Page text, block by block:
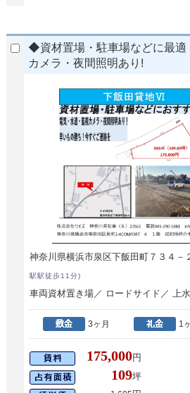
◆資材置場・駐車場などに最
カメラ・夜間照明あり!
神奈川県横浜市泉区下飯田町７３４－
駅駅徒歩11分)
車両資材置き場／ ロードサイド／
3ヶ月 1
175,000円
109坪